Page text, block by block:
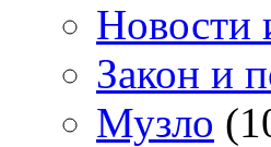
Новости
Закон и
Музло